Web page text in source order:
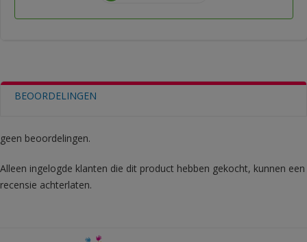
BEOORDELINGEN
geen beoordelingen.
Alleen ingelogde klanten die dit product hebben gekocht, kunnen een
recensie achterlaten.